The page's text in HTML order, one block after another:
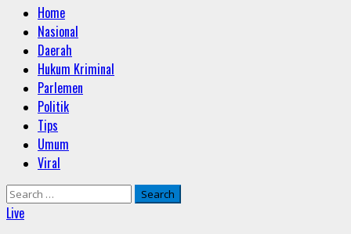
Primary
Menu
Home
Nasional
Daerah
Hukum Kriminal
Parlemen
Politik
Tips
Umum
Viral
Search
for:
Live